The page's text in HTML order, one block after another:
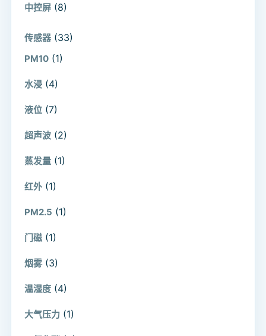
中控屏 (8)
传感器 (33)
PM10 (1)
水浸 (4)
液位 (7)
超声波 (2)
蒸发量 (1)
红外 (1)
PM2.5 (1)
门磁 (1)
烟雾 (3)
温湿度 (4)
大气压力 (1)